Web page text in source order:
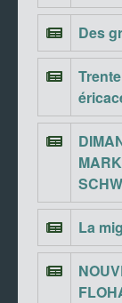
Des
La